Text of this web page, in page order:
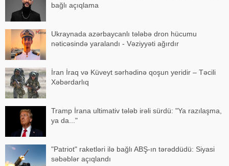
bağlı açıqlama
Ukraynada azərbaycanlı tələbə dron hücumu
nəticəsində yaralandı - Vəziyyəti ağırdır
İran İraq və Küveyt sərhədinə qoşun yeridir – Təcili
Xəbərdarlıq
Tramp İrana ultimativ tələb irəli sürdü: "Ya razılaşma,
ya da..."
"Patriot" raketləri ilə bağlı ABŞ-ın tərəddüdü: Siyasi
səbəblər açıqlandı